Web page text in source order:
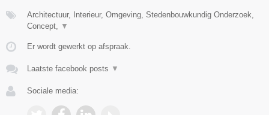
Architectuur, Interieur, Omgeving, Stedenbouwkundig Onderzoek,
Concept, ▼
Er wordt gewerkt op afspraak.
Laatste facebook posts ▼
Sociale media: